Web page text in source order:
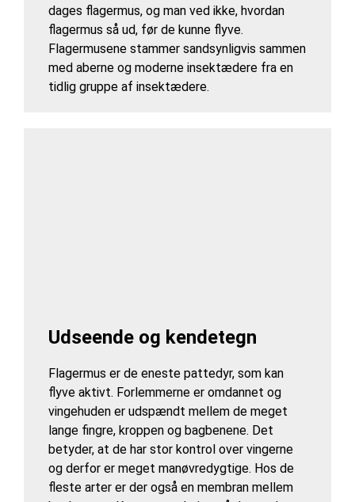
dages flagermus, og man ved ikke, hvordan
flagermus så ud, før de kunne flyve.
Flagermusene stammer sandsynligvis sammen
med aberne og moderne insektædere fra en
tidlig gruppe af insektædere.
Udseende og kendetegn
Flagermus er de eneste pattedyr, som kan
flyve aktivt. Forlemmerne er omdannet og
vingehuden er udspændt mellem de meget
lange fingre, kroppen og bagbenene. Det
betyder, at de har stor kontrol over vingerne
og derfor er meget manøvredygtige. Hos de
fleste arter er der også en membran mellem